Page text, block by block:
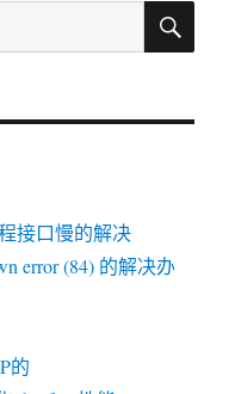
搜
接口慢的解决
error (84) 的解决办
的